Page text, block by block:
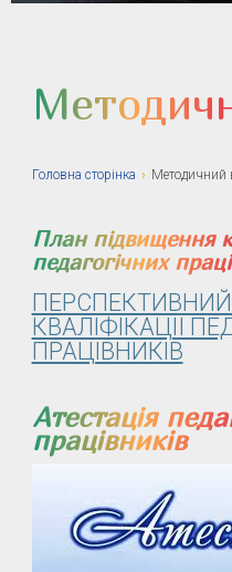
Головна сторiнка › Методичний
План підвищення
педагогічних
КВАЛІФІКАЦІЇ
ПРАЦІВНИКІВ
Атестація
працівників